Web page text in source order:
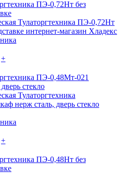
ПЭ-0,72Нт без
+
ПЭ-0,48Мт-021
стекло
+
ПЭ-0,48Нт без